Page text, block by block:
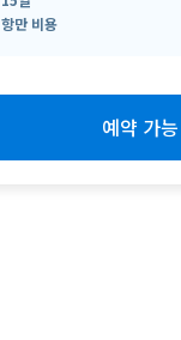
항만 비용
예약 가